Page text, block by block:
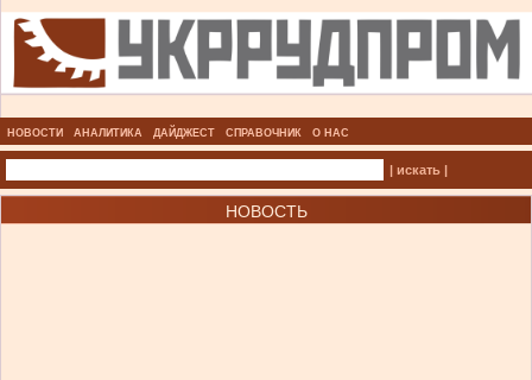
НОВОСТИ АНАЛИТИКА ДАЙДЖЕСТ СПРАВОЧНИК О НАС
| искать |
НОВОСТЬ